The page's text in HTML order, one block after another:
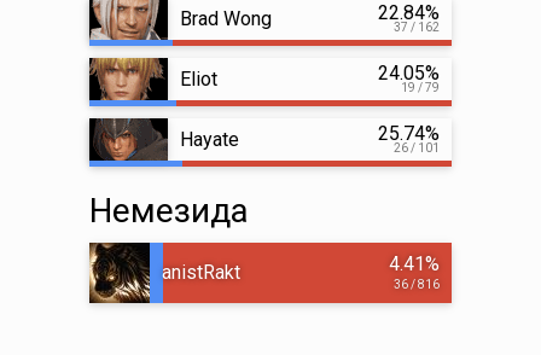
Brad Wong 22.84%
37 / 162
Eliot 24.05%
19 / 79
Hayate 25.74%
26 / 101
Немезида
anistRakt 4.41%
36 / 816